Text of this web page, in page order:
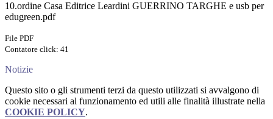
10.ordine Casa Editrice Leardini GUERRINO TARGHE e usb per
edugreen.pdf
File PDF
Contatore click: 41
Notizie
Questo sito o gli strumenti terzi da questo utilizzati si avvalgono di
cookie necessari al funzionamento ed utili alle finalità illustrate nella
COOKIE POLICY.